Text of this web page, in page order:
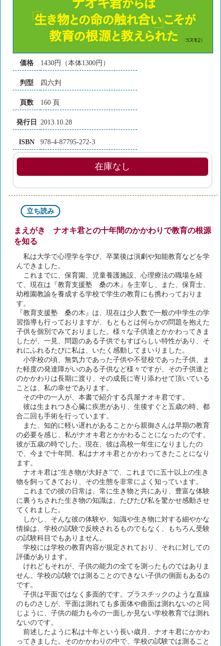
価格 1430円（本体1300円）
判型 四六判
頁数 160 頁
発行日 2013.10.28
ISBN 978-4-87795-272-3
在庫なし
立ち読み
まえがき ナオキ君との十年間のかかわりで教育の根源
を知る
私は大学で心理学を学び、卒業後は演劇や知能教育などを学
んできました。
これまでに、保育園、児童養護施設、心理療法の職場を経
て、現在は『教育支援塾 桑の木』を主宰し、また、保育士、
幼稚園教諭を養成する学校で学生の教育にも携わっておりま
す。
『教育支援塾 桑の木』は、現在は少人数で一般の中学生の学
習指導も行っておりますが、もともとは何らかの問題を抱えた
子供を個別でみておりました。様々な子供達とかかわってきま
したが、一見、問題のある子供でもすばらしい特性があり、そ
れにふれるたびに私は、いたく感動してまいりました。
小学校の頃、無気力であった子供や不登校であった子供、ま
た軽度の発達障がいのある子供など様々ですが、その子供達と
のかかわりは長期に渡り、その成長に寄り添わせて頂いている
ことは、私の幸せであります。
その中の一人が、本書で紹介する呉屋ナオキ君です。
彼は生まれつき心臓に疾患があり、生後すぐと五歳の時、都
合二回も手術を行っています。
また、知的に軽い遅れがあることから親御さんは早期の教育
の必要を感じ、私がナオキ君とかかわることになったのです。
彼が五歳の時でした。現在、彼は高校一年生になりましたの
で、今まで十年間、私はナオキ君とかかわってきたことになり
ます。
ナオキ君は“生き物が大好き”で、これまでに五十以上の生き
物を飼ってきており、その生態を非常によく知っています。
これまでの彼の日常は、常に生き物と共にあり、豊富な体験
に裏うちされた生き物の知識は、たびたび私を驚かせ感動させ
てくれました。
しかし、そんな彼の体験や、知識や生き物に対する細やかな
情操は、学校の試験で反映されるものでもなく、もちろん受験
の試験科目でもありません。
学校には学校の教育内容が規定されており、それに対しての
評価があります。
けれどもそれが、子供の能力の全てを測ったものではありま
せん。学校の試験では測ることのできない子供の側面もあるの
です。
子供は平面ではなく多面的です。プラスチックのような直線
のものさしが、平面は測れても多面体や曲面は測れないのと同
じように、子供の能力も今の一面しか見ない学校教育では測れ
ないのです。
前述したように私は十年という長い歳月、ナオキ君にかかわ
ってきました。そのかかわりの中で、学校の試験では測ること